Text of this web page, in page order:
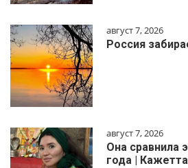
август 7, 2026
Россия
август 7, 2026
Она сравнила
года |